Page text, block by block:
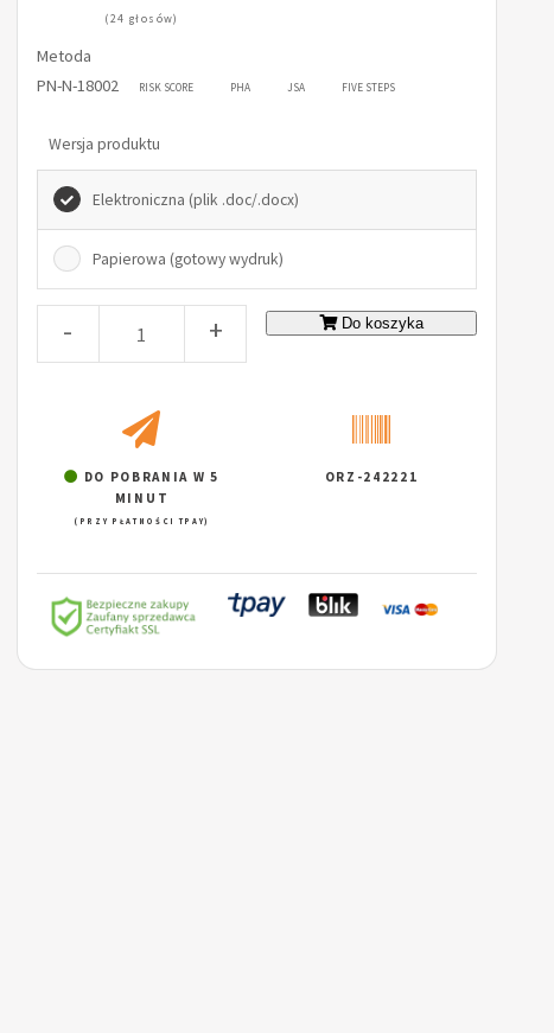
(24 głosów)
Metoda
PN-N-18002
RISK SCORE PHA JSA FIVE STEPS
Wersja produktu
Elektroniczna (plik .doc/.docx)
Papierowa (gotowy wydruk)
- + Do koszyka
DO POBRANIA W 5
MINUT
(PRZY PŁATNOŚCI TPAY)
ORZ-242221